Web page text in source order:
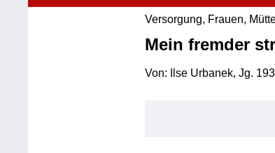
Versorgung, Frauen,
Mein fremder
Von: Ilse Urbanek, Jg.